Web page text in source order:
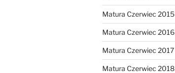
Matura Czerwiec 2015
Matura Czerwiec 2016
Matura Czerwiec 2017
Matura Czerwiec 2018